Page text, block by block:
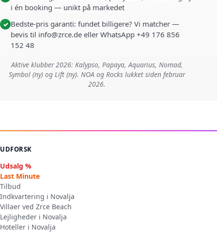
i én booking — unikt på markedet
✓ Bedste-pris garanti: fundet billigere? Vi matcher —
bevis til info@zrce.de eller WhatsApp +49 176 856
152 48
Aktive klubber 2026: Kalypso, Papaya, Aquarius, Nomad,
Symbol (ny) og Lift (ny). NOA og Rocks lukket siden februar
2026.
UDFORSK
Udsalg %
Last Minute
Tilbud
Indkvartering i Novalja
Villaer ved Zrce Beach
Lejligheder i Novalja
Hoteller i Novalja